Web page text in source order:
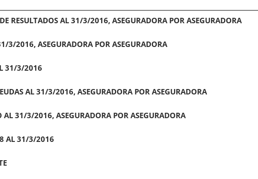
RESULTADOS AL 31/3/2016, ASEGURADORA POR ASEGURADORA
3/2016, ASEGURADORA POR ASEGURADORA
31/3/2016
AL 31/3/2016, ASEGURADORA POR ASEGURADORA
AL 31/3/2016, ASEGURADORA POR ASEGURADORA
AL 31/3/2016